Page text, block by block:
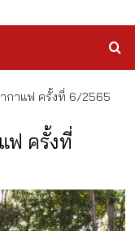
กาแฟ ครั้งที่ 6/2565
ฟ ครั้งที่